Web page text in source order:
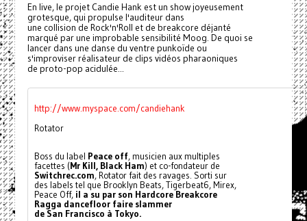
En live, le projet Candie Hank est un show joyeusement
grotesque, qui propulse l'auditeur dans
une collision de Rock'n'Roll et de breakcore déjanté
marqué par une improbable sensibilité Moog. De quoi se
lancer dans une danse du ventre punkoïde ou
s'improviser réalisateur de clips vidéos pharaoniques
de proto-pop acidulée...
http://www.myspace.com/candiehank
Rotator
Boss du label Peace off, musicien aux multiples
facettes (Mr Kill, Black Ham) et co-fondateur de
Switchrec.com, Rotator fait des ravages. Sorti sur
des labels tel que Brooklyn Beats, Tigerbeat6, Mirex,
Peace Off, il a su par son Hardcore Breakcore
Ragga dancefloor faire slammer
de San Francisco à Tokyo.